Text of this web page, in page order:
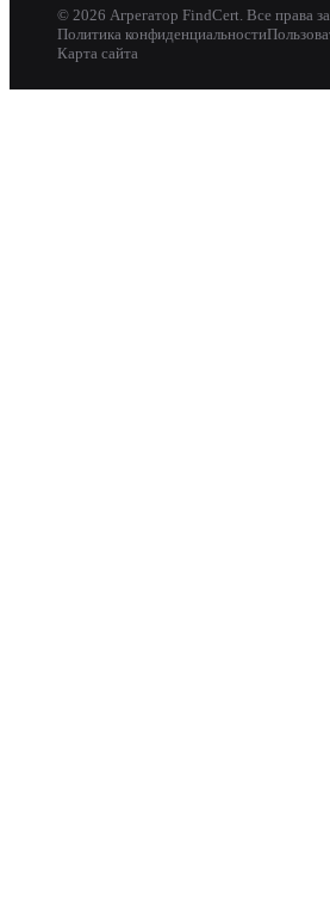
© 2026 Агрегатор FindCert. Все права
Политика конфиденциальности
Карта сайта